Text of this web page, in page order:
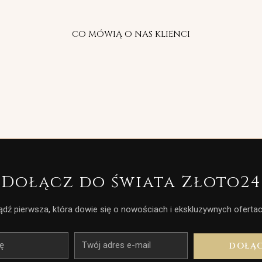
CO MÓWIĄ O NAS KLIENCI
Dołącz do świata Złoto24
pierwsza, która dowie się o nowościach i ekskluzywnych
E-